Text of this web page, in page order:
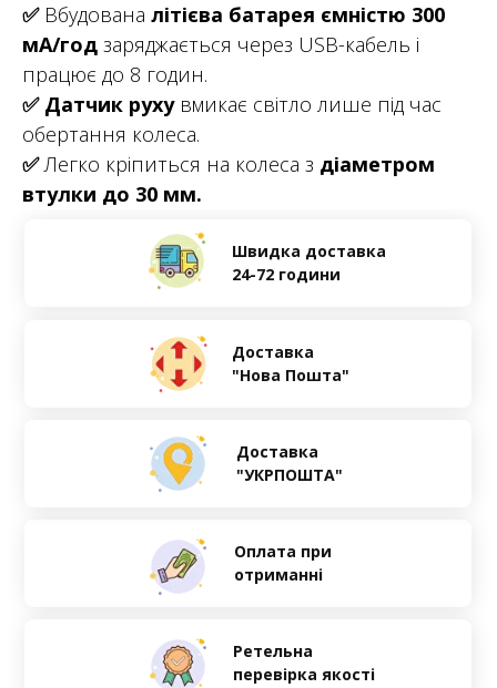
✅Вбудована літієва батарея ємністю 300
мА/год заряджається через USB-кабель і
працює до 8 годин.
✅ Датчик рухувмикає світло лише під час
обертання колеса.
✅Легко кріпиться на колеса з діаметром
втулки до 30 мм.
Оплата при
отриманні
Ретельна
перевірка якості
Швидка доставка
24-72 години
Доставка
"Нова Пошта"
Доставка
"УКРПОШТА"